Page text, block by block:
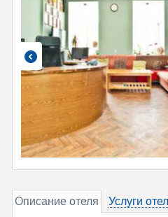
Описание отеля Услуги